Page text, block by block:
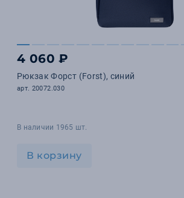
4 060 ₽
Рюкзак Форст (Forst), синий
арт. 20072.030
В наличии 1965 шт.
В корзину